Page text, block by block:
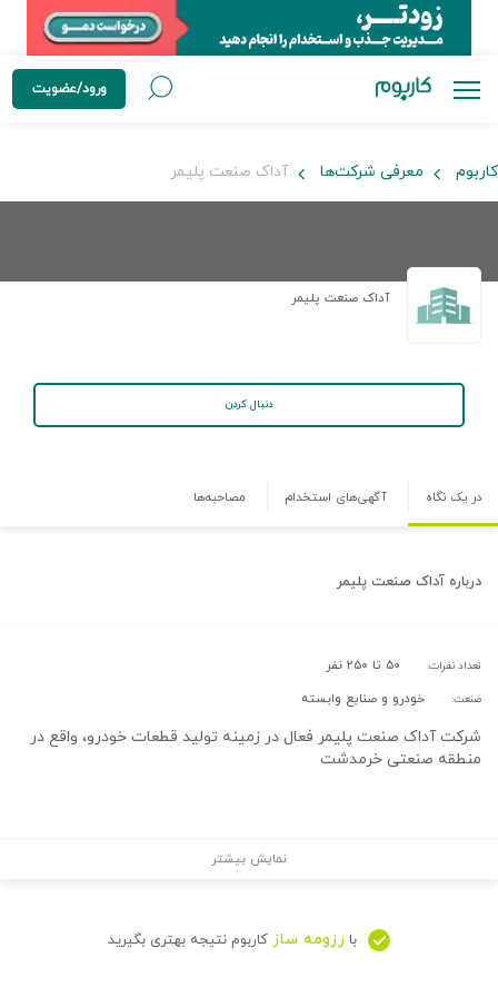
ورود/عضویت
کاربوم معرفی شرکت‌ها آداک صنعت پلیمر
آداک صنعت پلیمر
دنبال کردن
در یک نگاه آگهی‌های استخدام مصاحبه‌ها
درباره آداک صنعت پلیمر
تعداد نفرات: ۵۰ تا ۲۵۰ نفر
صنعت: خودرو و صنایع وابسته
شرکت آداک صنعت پلیمر فعال در زمینه تولید قطعات خودرو، واقع در
منطقه صنعتی خرمدشت
نمایش بیشتر
با رزومه ساز کاربوم نتیجه بهتری بگیرید